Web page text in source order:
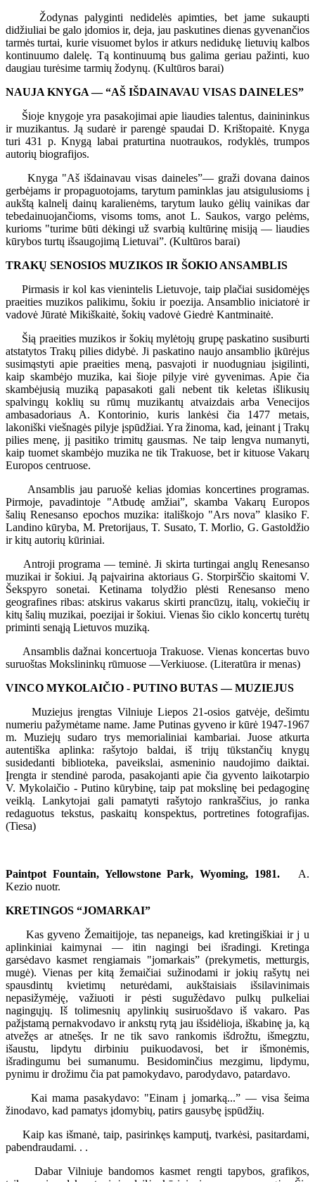
Žodynas palyginti nedidelės apimties, bet jame sukaupti
didžiuliai be galo įdomios ir, deja, jau paskutines dienas gyvenančios
tarmės turtai, kurie visuomet bylos ir atkurs nedidukę lietuvių kalbos
kontinuumo dalelę. Tą kontinuumą bus galima geriau pažinti, kuo
daugiau turėsime tarmių žodynų. (Kultūros barai)
NAUJA KNYGA — “AŠ IŠDAINAVAU VISAS DAINELES”
Šioje knygoje yra pasakojimai apie liaudies talentus, dainininkus
ir muzikantus. Ją sudarė ir parengė spaudai D. Krištopaitė. Knyga
turi 431 p. Knygą labai praturtina nuotraukos, rodyklės, trumpos
autorių biografijos.
Knyga "Aš išdainavau visas daineles”— graži dovana dainos
gerbėjams ir propaguotojams, tarytum paminklas jau atsigulusioms į
aukštą kalnelį dainų karalienėms, tarytum lauko gėlių vainikas dar
tebedainuojančioms, visoms toms, anot L. Saukos, vargo pelėms,
kurioms "turime būti dėkingi už svarbią kultūrinę misiją — liaudies
kūrybos turtų išsaugojimą Lietuvai”. (Kultūros barai)
TRAKŲ SENOSIOS MUZIKOS IR ŠOKIO ANSAMBLIS
Pirmasis ir kol kas vienintelis Lietuvoje, taip plačiai susidomėjęs
praeities muzikos palikimu, šokiu ir poezija. Ansamblio iniciatorė ir
vadovė Jūratė Mikiškaitė, šokių vadovė Giedrė Kantminaitė.
Šią praeities muzikos ir šokių mylėtojų grupę paskatino susiburti
atstatytos Trakų pilies didybė. Ji paskatino naujo ansamblio įkūrėjus
susimąstyti apie praeities meną, pasvajoti ir nuodugniau įsigilinti,
kaip skambėjo muzika, kai šioje pilyje virė gyvenimas. Apie čia
skambėjusią muziką papasakoti gali nebent tik keletas išlikusių
spalvingų koklių su rūmų muzikantų atvaizdais arba Venecijos
ambasadoriaus A. Kontorinio, kuris lankėsi čia 1477 metais,
lakoniški viešnagės pilyje įspūdžiai. Yra žinoma, kad, įeinant į Trakų
pilies menę, jį pasitiko trimitų gausmas. Ne taip lengva numanyti,
kaip tuomet skambėjo muzika ne tik Trakuose, bet ir kituose Vakarų
Europos centruose.
Ansamblis jau paruošė kelias įdomias koncertines programas.
Pirmoje, pavadintoje "Atbudę amžiai”, skamba Vakarų Europos
šalių Renesanso epochos muzika: itališkojo "Ars nova” klasiko F.
Landino kūryba, M. Pretorijaus, T. Susato, T. Morlio, G. Gastoldžio
ir kitų autorių kūriniai.
Antroji programa — teminė. Ji skirta turtingai anglų Renesanso
muzikai ir šokiui. Ją paįvairina aktoriaus G. Storpirščio skaitomi V.
Šekspyro sonetai. Ketinama tolydžio plėsti Renesanso meno
geografines ribas: atskirus vakarus skirti prancūzų, italų, vokiečių ir
kitų šalių muzikai, poezijai ir šokiui. Vienas šio ciklo koncertų turėtų
priminti senąją Lietuvos muziką.
Ansamblis dažnai koncertuoja Trakuose. Vienas koncertas buvo
suruoštas Mokslininkų rūmuose —Verkiuose. (Literatūra ir menas)
VINCO MYKOLAIČIO - PUTINO BUTAS — MUZIEJUS
Muziejus įrengtas Vilniuje Liepos 21-osios gatvėje, dešimtu
numeriu pažymėtame name. Jame Putinas gyveno ir kūrė 1947-1967
m. Muziejų sudaro trys memorialiniai kambariai. Juose atkurta
autentiška aplinka: rašytojo baldai, iš trijų tūkstančių knygų
susidedanti biblioteka, paveikslai, asmeninio naudojimo daiktai.
Įrengta ir stendinė paroda, pasakojanti apie čia gyvento laikotarpio
V. Mykolaičio - Putino kūrybinę, taip pat mokslinę bei pedagoginę
veiklą. Lankytojai gali pamatyti rašytojo rankraščius, jo ranka
redaguotus tekstus, paskaitų konspektus, portretines fotografijas.
(Tiesa)
Paintpot Fountain, Yellowstone Park, Wyoming, 1981. A.
Kezio nuotr.
KRETINGOS “JOMARKAI”
Kas gyveno Žemaitijoje, tas nepaneigs, kad kretingiškiai ir j u
aplinkiniai kaimynai — itin nagingi bei išradingi. Kretinga
garsėdavo kasmet rengiamais "jomarkais” (prekymetis, metturgis,
mugė). Vienas per kitą žemaičiai sužinodami ir jokių rašytų nei
spausdintų kvietimų neturėdami, aukštaisiais išsilavinimais
nepasižymėję, važiuoti ir pėsti sugužėdavo pulkų pulkeliai
nagingųjų. Iš tolimesnių apylinkių susiruošdavo iš vakaro. Pas
pažįstamą pernakvodavo ir ankstų rytą jau išsidėlioja, iškabinę ja, ką
atvežęs ar atnešęs. Ir ne tik savo rankomis išdrožtu, išmegztu,
išaustu, lipdytu dirbiniu puikuodavosi, bet ir išmonėmis,
išradingumu bei sumanumu. Besidominčius mezgimu, lipdymu,
pynimu ir drožimu čia pat pamokydavo, parodydavo, patardavo.
Kai mama pasakydavo: "Einam į jomarką...” — visa šeima
žinodavo, kad pamatys įdomybių, patirs gausybę įspūdžių.
Kaip kas išmanė, taip, pasirinkęs kamputį, tvarkėsi, pasitardami,
pabendraudami. . .
Dabar Vilniuje bandomos kasmet rengti tapybos, grafikos,